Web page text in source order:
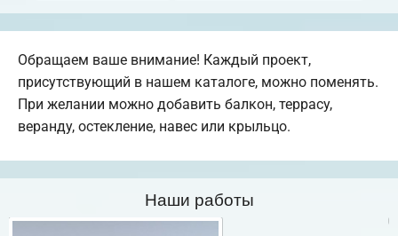
Обращаем ваше внимание! Каждый проект,
присутствующий в нашем каталоге, можно поменять.
При желании можно добавить балкон, террасу,
веранду, остекление, навес или крыльцо.
Наши работы